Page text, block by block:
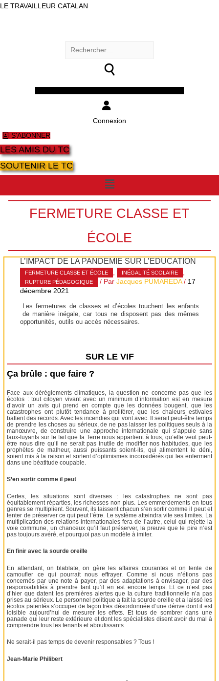
LE TRAVAILLEUR CATALAN
Rechercher :
Connexion
S'ABONNER
LES AMIS DU TC
SOUTENIR LE TC
Menu
FERMETURE CLASSE ET
ÉCOLE
L’IMPACT DE LA PANDÉMIE SUR L’ÉDUCATION
FERMETURE CLASSE ET ÉCOLE , INÉGALITÉ SCOLAIRE ,
RUPTURE PÉDAGOGIQUE / ParJacques PUMAREDA / 17
décembre 2021
Les fermetures de classes et d’écoles touchent les enfants
de manière inégale, car tous ne disposent pas des mêmes
opportunités, outils ou accès nécessaires.
SUR LE VIF
Ça brûle : que faire ?
Face aux dérèglements climatiques, la question ne concerne pas que les
écolos : tout citoyen vivant avec un minimum d’information est en mesure
d’avoir un avis qui prend en compte que les données bougent, que les
catastrophes ont plutôt tendance à proliférer, que les chaleurs estivales
battent des records. Avec les incendies qui vont avec. Il serait peut-être temps
de prendre les choses au sérieux, de ne pas laisser les politiques seuls à la
manœuvre, de construire une approche internationale qui s’appuie sans
faux-fuyants sur le fait que la Terre nous appartient à tous, qu’elle veut peut-
être nous dire qu’il ne serait pas inutile de modifier nos habitudes, que les
prophètes de malheur, aussi puissants soient-ils, qui alimentent le déni,
soient mis à la raison et sortent d’optimismes inconsidérés qui les enferment
dans une béatitude coupable.
S’en sortir comme il peut
Certes, les situations sont diverses : les catastrophes ne sont pas
équitablement réparties, les richesses non plus. Les emmerdements en tous
genres se multiplient. Souvent, ils laissent chacun s’en sortir comme il peut et
tenter de préserver ce qui peut l’être. Le système atteindra vite ses limites. La
multiplication des relations internationales fera de l’autre, celui qui rejette la
voie commune, un chanceux qu’il faut préserver, la preuve que le pire n’est
pas toujours avéré, et pourquoi pas un modèle à imiter.
En finir avec la sourde oreille
En attendant, on blablate, on gère les affaires courantes et on tente de
camoufler ce qui pourrait nous effrayer. Comme si nous n’étions pas
concernés par une note à payer, par des adaptations à envisager, par des
responsabilités à prendre tant qu’il en est encore temps. Et ce n’est pas
d’hier que datent les premières alertes que la culture traditionnelle n’a pas
prises au sérieux. Le personnel politique a fait la sourde oreille et a laissé les
écolos patentés s’occuper de façon très désordonnée d’une dérive dont il est
loisible aujourd’hui de mesurer les effets. Et tous de sombrer dans une
panade qui leur reste extérieure et dont les spécialistes disent avoir du mal à
comprendre tous les tenants et aboutissants.
Ne serait-il pas temps de devenir responsables ? Tous !
Jean-Marie Philibert